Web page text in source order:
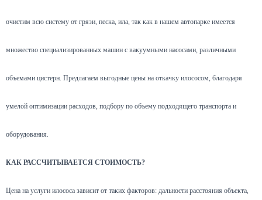
очистим всю систему от грязи, песка, ила, так как в нашем автопарке имеется
множество специализированных машин с вакуумными насосами, различными
объемами цистерн. Предлагаем выгодные цены на откачку илососом, благодаря
умелой оптимизации расходов, подбору по объему подходящего транспорта и
оборудования.
КАК РАССЧИТЫВАЕТСЯ СТОИМОСТЬ?
Цена на услуги илососа зависит от таких факторов: дальности расстояния объекта,